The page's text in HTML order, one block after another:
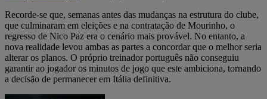
Recorde-se que, semanas antes das mudanças na estrutura do clube,
que culminaram em eleições e na contratação de Mourinho, o
regresso de Nico Paz era o cenário mais provável. No entanto, a
nova realidade levou ambas as partes a concordar que o melhor seria
alterar os planos. O próprio treinador português não conseguiu
garantir ao jogador os minutos de jogo que este ambiciona, tornando
a decisão de permanecer em Itália definitiva.